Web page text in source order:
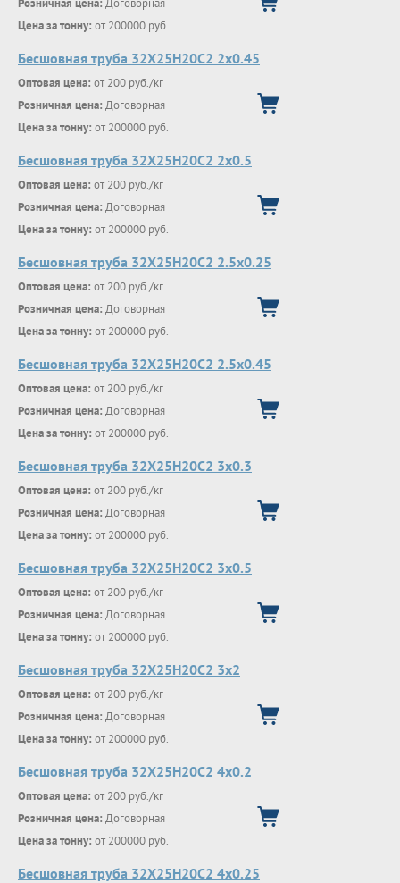
Розничная цена: Договорная
Цена за тонну: от 200000 руб.
Бесшовная труба 32Х25Н20С2 2х0.45
Оптовая цена: от 200 руб./кг
Розничная цена: Договорная
Цена за тонну: от 200000 руб.
Бесшовная труба 32Х25Н20С2 2х0.5
Оптовая цена: от 200 руб./кг
Розничная цена: Договорная
Цена за тонну: от 200000 руб.
Бесшовная труба 32Х25Н20С2 2.5х0.25
Оптовая цена: от 200 руб./кг
Розничная цена: Договорная
Цена за тонну: от 200000 руб.
Бесшовная труба 32Х25Н20С2 2.5х0.45
Оптовая цена: от 200 руб./кг
Розничная цена: Договорная
Цена за тонну: от 200000 руб.
Бесшовная труба 32Х25Н20С2 3х0.3
Оптовая цена: от 200 руб./кг
Розничная цена: Договорная
Цена за тонну: от 200000 руб.
Бесшовная труба 32Х25Н20С2 3х0.5
Оптовая цена: от 200 руб./кг
Розничная цена: Договорная
Цена за тонну: от 200000 руб.
Бесшовная труба 32Х25Н20С2 3х2
Оптовая цена: от 200 руб./кг
Розничная цена: Договорная
Цена за тонну: от 200000 руб.
Бесшовная труба 32Х25Н20С2 4х0.2
Оптовая цена: от 200 руб./кг
Розничная цена: Договорная
Цена за тонну: от 200000 руб.
Бесшовная труба 32Х25Н20С2 4х0.25